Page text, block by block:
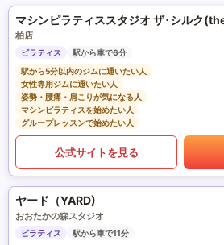
柏店
ピラティス
駅から車で6分
駅から5分以内のジムに通いたい人
女性専用ジムに通いたい人
姿勢・腰痛・肩こりが気になる人
マシンピラティスを始めたい人
グループレッスンで始めたい人
公式サイトを見る
ヤード（YARD)
おおたかの森スタジオ
ピラティス
駅から車で11分